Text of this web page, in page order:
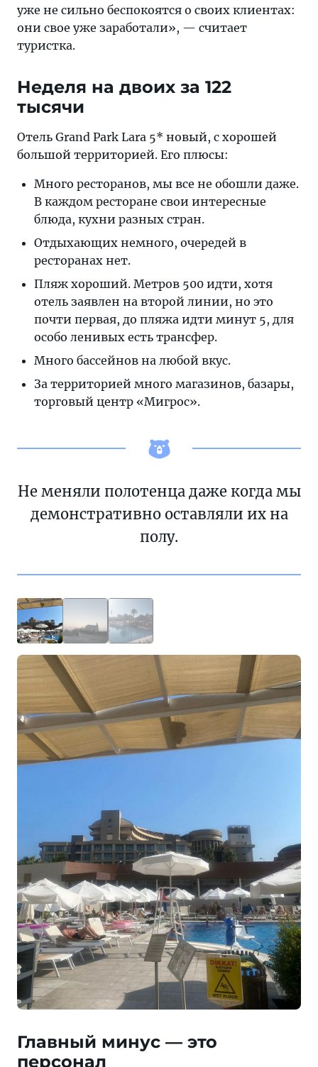
уже не сильно беспокоятся о своих клиентах:
они свое уже заработали», — считает
туристка.
Неделя на двоих за 122
тысячи
Отель Grand Park Lara 5* новый, с хорошей
большой территорией. Его плюсы:
Много ресторанов, мы все не обошли даже.
В каждом ресторане свои интересные
блюда, кухни разных стран.
Отдыхающих немного, очередей в
ресторанах нет.
Пляж хороший. Метров 500 идти, хотя
отель заявлен на второй линии, но это
почти первая, до пляжа идти минут 5, для
особо ленивых есть трансфер.
Много бассейнов на любой вкус.
За территорией много магазинов, базары,
торговый центр «Мигрос».
Не меняли полотенца даже когда мы
демонстративно оставляли их на
полу.
Главный минус — это
персонал